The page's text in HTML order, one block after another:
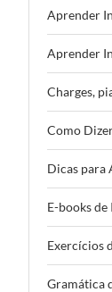
Aprender
Aprender
Charges,
Como
Dicas para
E-books de
Exercícios
Gramática